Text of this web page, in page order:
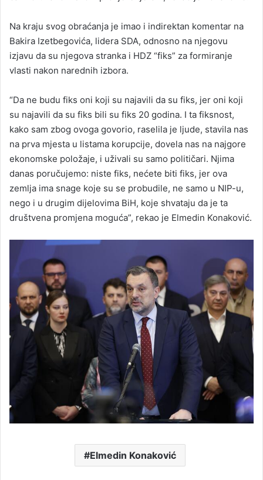
Na kraju svog obraćanja je imao i indirektan komentar na
Bakira Izetbegovića, lidera SDA, odnosno na njegovu
izjavu da su njegova stranka i HDZ “fiks” za formiranje
vlasti nakon narednih izbora.
“Da ne budu fiks oni koji su najavili da su fiks, jer oni koji
su najavili da su fiks bili su fiks 20 godina. I ta fiksnost,
kako sam zbog ovoga govorio, raselila je ljude, stavila nas
na prva mjesta u listama korupcije, dovela nas na najgore
ekonomske položaje, i uživali su samo političari. Njima
danas poručujemo: niste fiks, nećete biti fiks, jer ova
zemlja ima snage koje su se probudile, ne samo u NIP-u,
nego i u drugim dijelovima BiH, koje shvataju da je ta
društvena promjena moguća”, rekao je Elmedin Konaković.
Elmedin Konaković